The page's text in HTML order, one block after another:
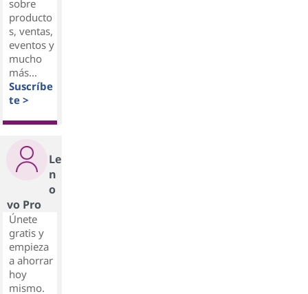
sobre
producto
s, ventas,
eventos y
mucho
más...
Suscríbe
te >
Le
n
o
vo Pro
Únete
gratis y
empieza
a ahorrar
hoy
mismo.